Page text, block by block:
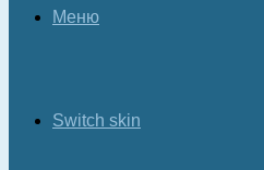
Меню
Switch skin